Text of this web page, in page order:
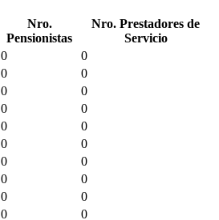
Nro.
Pensionistas
Nro. Prestadores de
Servicio
0
0
0
0
0
0
0
0
0
0
0
0
0
0
0
0
0
0
0
0